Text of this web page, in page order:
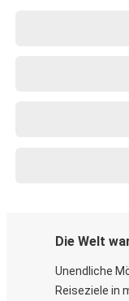
Die Welt
Unendliche
Reiseziele in